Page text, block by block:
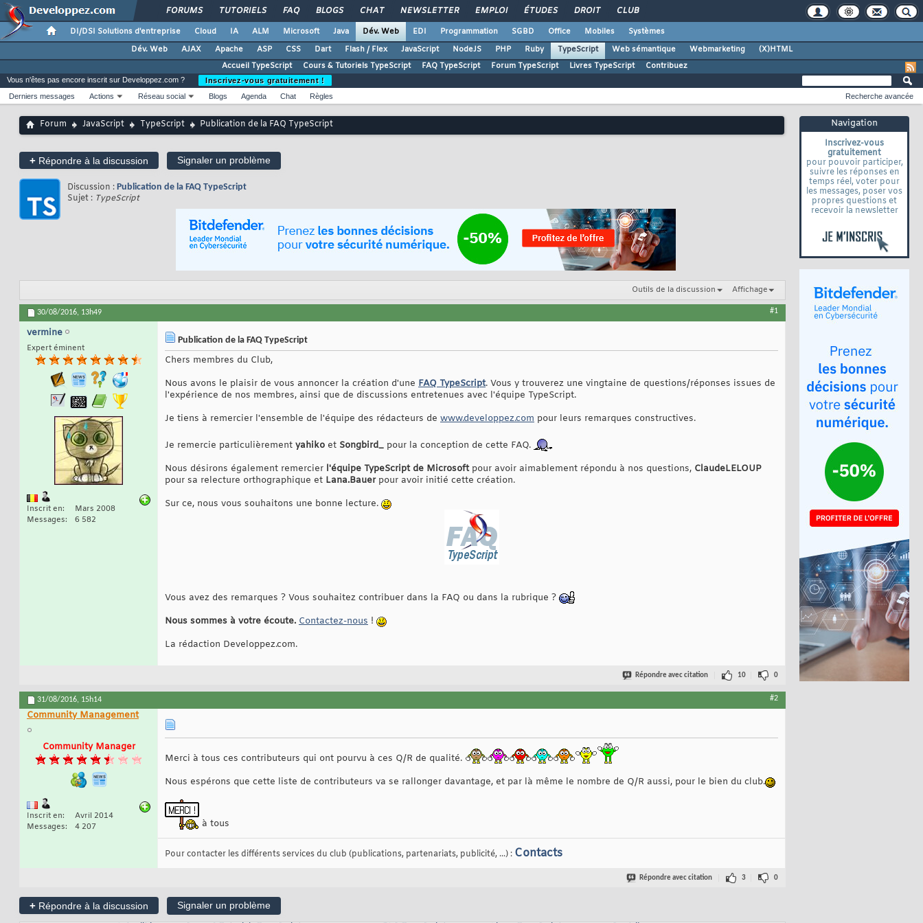
FORUMS TUTORIELS FAQ BLOGS CHAT NEWSLETTER EMPLOI ÉTUDES DROIT CLUB
DI/DSI Solutions d'entreprise Cloud IA ALM Microsoft Java Dév. Web EDI Programmation SGBD Office Mobiles
Systèmes
Dév. Web
AJAX Apache ASP CSS Dart Flash / Flex JavaScript NodeJS PHP Ruby TypeScript Web sémantique Webmarketing
(X)HTML
Accueil TypeScript
Cours & Tutoriels TypeScript FAQ TypeScript Forum TypeScript Livres TypeScript Contribuez
Navigation
Inscrivez-vous
gratuitement
pour pouvoir participer,
suivre les réponses en
temps réel, voter pour
les messages, poser vos
propres questions et
recevoir la newsletter
Vous n'êtes pas encore inscrit sur Developpez.com ?
Inscrivez-vous gratuitement !
Derniers messages
Actions Réseau social Blogs Agenda Chat Règles Recherche avancée
Forum JavaScript TypeScript Publication de la FAQ TypeScript
+ Répondre à la discussion Signaler un problème
Discussion : Publication de la FAQ TypeScript
Sujet : TypeScript
Outils de la discussion Affichage
30/08/2016, 13h49 #1
vermine
Expert éminent
Inscrit en
Mars 2008
Messages
6 582
Publication de la FAQ TypeScript
Chers membres du Club,
Nous avons le plaisir de vous annoncer la création d'une FAQ TypeScript. Vous y trouverez une vingtaine de questions/réponses issues de
l'expérience de nos membres, ainsi que de discussions entretenues avec l'équipe TypeScript.
Je tiens à remercier l'ensemble de l'équipe des rédacteurs de www.developpez.com pour leurs remarques constructives.
Je remercie particulièrement yahiko et Songbird_ pour la conception de cette FAQ.
Nous désirons également remercier l'équipe TypeScript de Microsoftpour avoir aimablement répondu à nos questions, ClaudeLELOUP
pour sa relecture orthographique et Lana.Bauerpour avoir initié cette création.
Sur ce, nous vous souhaitons une bonne lecture.
Vous avez des remarques ? Vous souhaitez contribuer dans la FAQ ou dans la rubrique ?
Nous sommes à votre écoute. Contactez-nous !
La rédaction Developpez.com.
Répondre avec citation 10 0
31/08/2016, 15h14 #2
Community Management
Community Manager
Inscrit en
Avril 2014
Messages
4 207
Merci à tous ces contributeurs qui ont pourvu à ces Q/R de qualité.
Nous espérons que cette liste de contributeurs va se rallonger davantage, et par là même le nombre de Q/R aussi, pour le bien du club.
à tous
Pour contacter les différents services du club (publications, partenariats, publicité, ...) : Contacts
Répondre avec citation 3 0
+ Répondre à la discussion
Signaler un problème